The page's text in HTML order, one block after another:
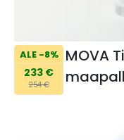
ALE -8%
233 €
254 €
MOVA